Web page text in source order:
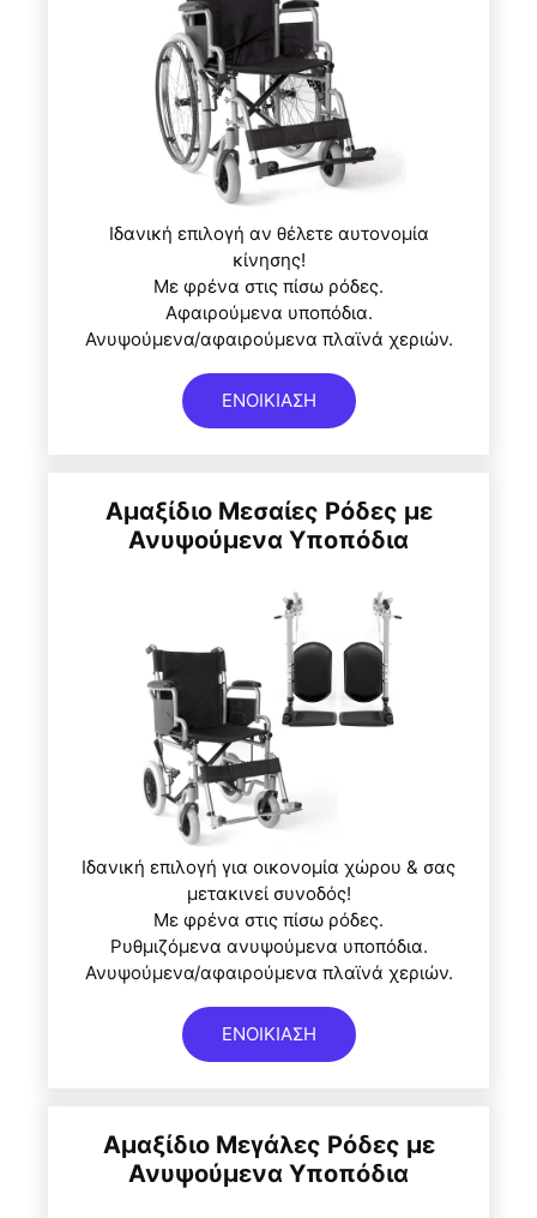
Ιδανική επιλογή αν θέλετε αυτονομία
κίνησης!
Με φρένα στις πίσω ρόδες.
Αφαιρούμενα υποπόδια.
Ανυψούμενα/αφαιρούμενα πλαϊνά χεριών.
ΕΝΟΙΚΙΑΣΗ
Αμαξίδιο Μεσαίες Ρόδες με
Ανυψούμενα Υποπόδια
Ιδανική επιλογή για οικονομία χώρου & σας
μετακινεί συνοδός!
Με φρένα στις πίσω ρόδες.
Ρυθμιζόμενα ανυψούμενα υποπόδια.
Ανυψούμενα/αφαιρούμενα πλαϊνά χεριών.
ΕΝΟΙΚΙΑΣΗ
Αμαξίδιο Μεγάλες Ρόδες με
Ανυψούμενα Υποπόδια